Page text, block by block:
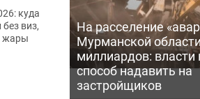
На расселение
Мурманской
миллиардов:
способ надавить на
застройщиков
куда
виз,
жары